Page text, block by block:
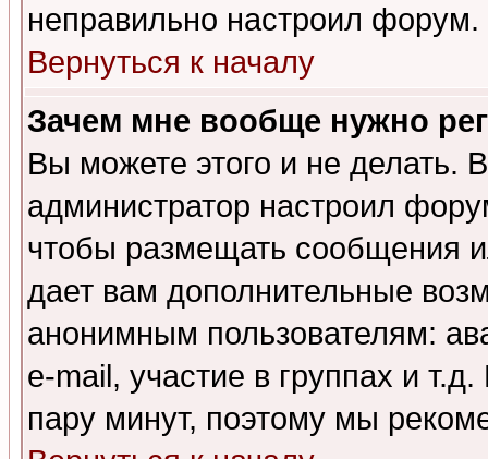
неправильно настроил форум.
Вернуться к началу
Зачем мне вообще нужно
Вы можете этого и не делать.
администратор настроил
чтобы размещать сообщения
дает вам дополнительные
анонимным пользователям:
e-mail, участие в группах и
пару минут, поэтому мы